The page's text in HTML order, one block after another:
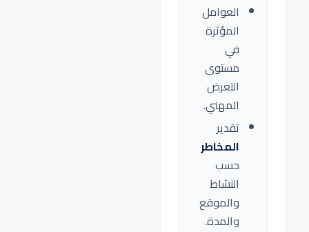
العوامل
المؤثرة
في
مستوى
التعرض
المهني.
تقدير
المخاطر
حسب
النشاط
والموقع
والمدة.